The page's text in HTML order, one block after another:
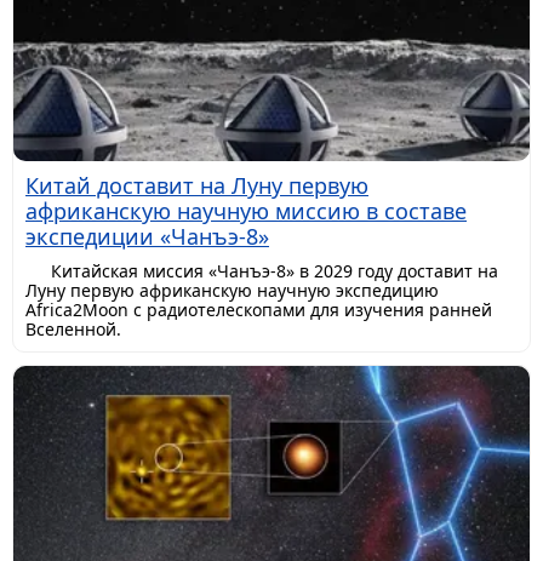
Китай доставит на Луну первую
африканскую научную миссию в составе
экспедиции «Чанъэ-8»
Китайская миссия «Чанъэ-8» в 2029 году доставит на
Луну первую африканскую научную экспедицию
Africa2Moon с радиотелескопами для изучения ранней
Вселенной.